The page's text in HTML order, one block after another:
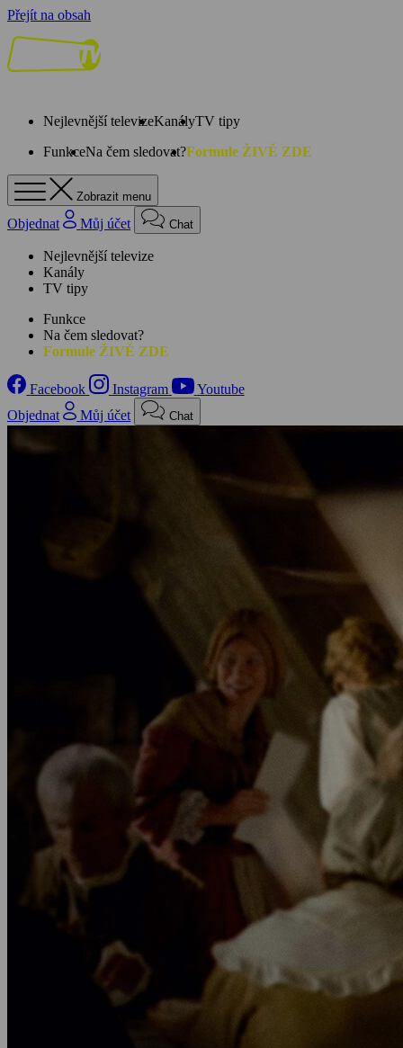
Přejít na obsah
Nejlevnější televizeKanályTV tipy
FunkceNa čem sledovat?Formule ŽIVĚ ZDE
Zobrazit menu
Objednat Můj účet Chat
Nejlevnější televize
Kanály
TV tipy
Funkce
Na čem sledovat?
Formule ŽIVĚ ZDE
Facebook Instagram
Youtube
Objednat
Můj účet Chat